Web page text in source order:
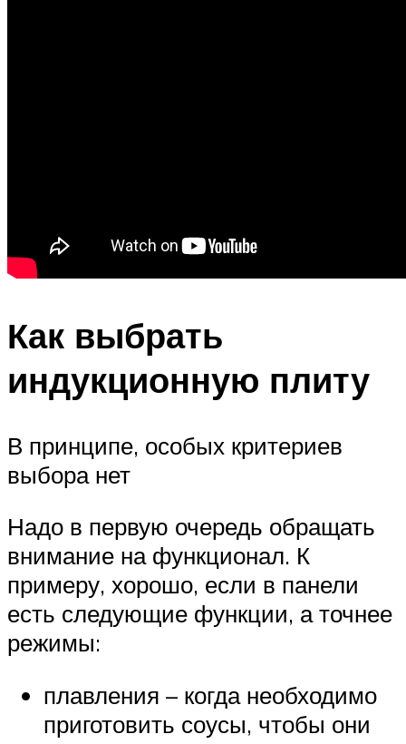
Как выбрать
индукционную плиту
В принципе, особых критериев
выбора нет
Надо в первую очередь обращать
внимание на функционал. К
примеру, хорошо, если в панели
есть следующие функции, а точнее
режимы:
плавления – когда необходимо
приготовить соусы, чтобы они